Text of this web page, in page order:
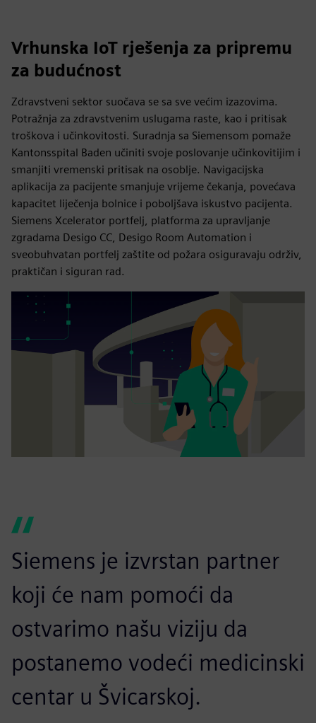
Vrhunska IoT rješenja za pripremu
za budućnost
Zdravstveni sektor suočava se sa sve većim izazovima.
Potražnja za zdravstvenim uslugama raste, kao i pritisak
troškova i učinkovitosti. Suradnja sa Siemensom pomaže
Kantonsspital Baden učiniti svoje poslovanje učinkovitijim i
smanjiti vremenski pritisak na osoblje. Navigacijska
aplikacija za pacijente smanjuje vrijeme čekanja, povećava
kapacitet liječenja bolnice i poboljšava iskustvo pacijenta.
Siemens Xcelerator portfelj, platforma za upravljanje
zgradama Desigo CC, Desigo Room Automation i
sveobuhvatan portfelj zaštite od požara osiguravaju održiv,
praktičan i siguran rad.
Siemens je izvrstan partner
koji će nam pomoći da
ostvarimo našu viziju da
postanemo vodeći medicinski
centar u Švicarskoj.